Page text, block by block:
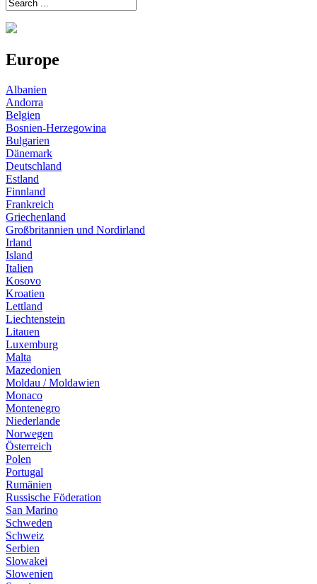
Europe
Albanien
Andorra
Belgien
Bosnien-Herzegowina
Bulgarien
Dänemark
Deutschland
Estland
Finnland
Frankreich
Griechenland
Großbritannien und Nordirland
Irland
Island
Italien
Kosovo
Kroatien
Lettland
Liechtenstein
Litauen
Luxemburg
Malta
Mazedonien
Moldau / Moldawien
Monaco
Montenegro
Niederlande
Norwegen
Österreich
Polen
Portugal
Rumänien
Russische Föderation
San Marino
Schweden
Schweiz
Serbien
Slowakei
Slowenien